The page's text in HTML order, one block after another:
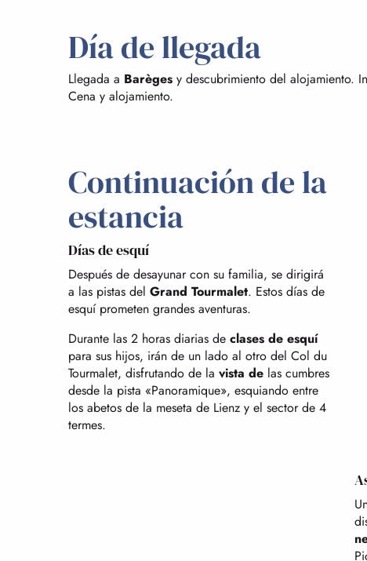
Día de llegada
Llegada a Barèges y descubrimiento del alojamiento.
Cena y alojamiento.
Continuación de la
estancia
Días de esquí
Después de desayunar con su familia, se dirigirá
a las pistas del Grand Tourmalet. Estos días de
esquí prometen grandes aventuras.
Durante las 2 horas diarias de clases de esquí
para sus hijos, irán de un lado al otro del Col du
Tourmalet, disfrutando de la vista de las cumbres
desde la pista «Panoramique», esquiando entre
los abetos de la meseta de Lienz y el sector de 4
termes.